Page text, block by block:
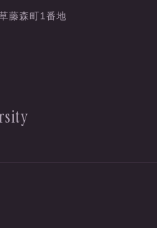
藤森町1番地